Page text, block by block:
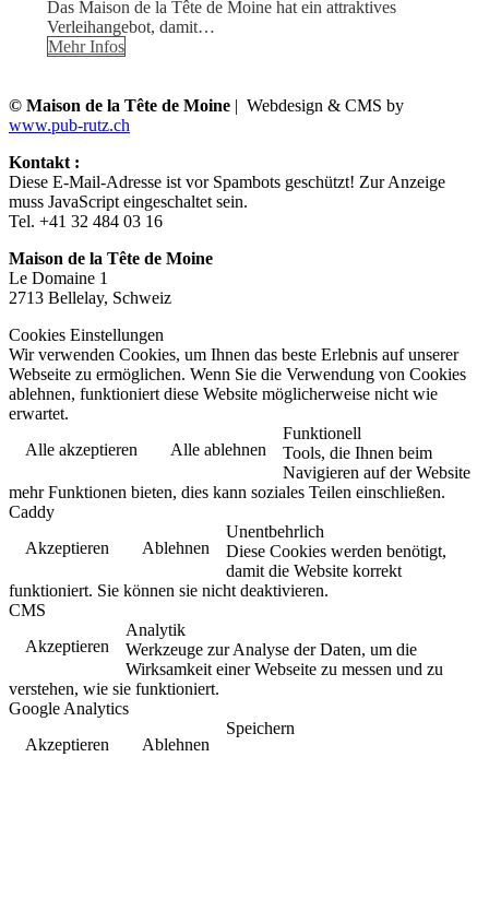
Das Maison de la Tête de Moine hat ein attraktives
Verleihangebot, damit…
Mehr Infos
© Maison de la Tête de Moine | Webdesign & CMS by
www.pub-rutz.ch
Kontakt :
Diese E-Mail-Adresse ist vor Spambots geschützt! Zur Anzeige
muss JavaScript eingeschaltet sein.
Tel. +41 32 484 03 16
Maison de la Tête de Moine
Le Domaine 1
2713 Bellelay, Schweiz
Cookies Einstellungen
Wir verwenden Cookies, um Ihnen das beste Erlebnis auf unserer
Webseite zu ermöglichen. Wenn Sie die Verwendung von Cookies
ablehnen, funktioniert diese Website möglicherweise nicht wie
erwartet.
Alle akzeptieren
Alle ablehnen
Funktionell
Tools, die Ihnen beim
Navigieren auf der Website
mehr Funktionen bieten, dies kann soziales Teilen einschließen.
Caddy
Akzeptieren
Ablehnen
Unentbehrlich
Diese Cookies werden benötigt,
damit die Website korrekt
funktioniert. Sie können sie nicht deaktivieren.
CMS
Akzeptieren
Analytik
Werkzeuge zur Analyse der Daten, um die
Wirksamkeit einer Webseite zu messen und zu
verstehen, wie sie funktioniert.
Google Analytics
Akzeptieren
Ablehnen
Speichern